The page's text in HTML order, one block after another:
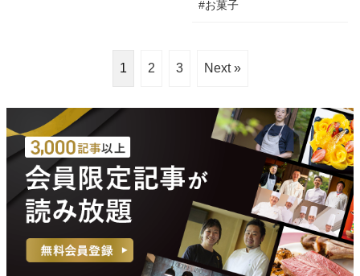
#お菓子
1 2 3 Next »